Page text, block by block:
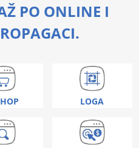
PO ONLINE I
LOGA